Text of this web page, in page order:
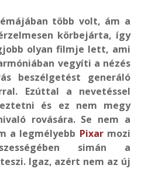
több volt, ám a
körbejárta, így
olyan filmje lett, ami
vegyíti a nézés
beszélgetést generáló
Ezúttal a nevetéssel
és ez nem megy
rovására. Se nem a
a legmélyebb Pixarmozi
simán a
Igaz, azért nem az új